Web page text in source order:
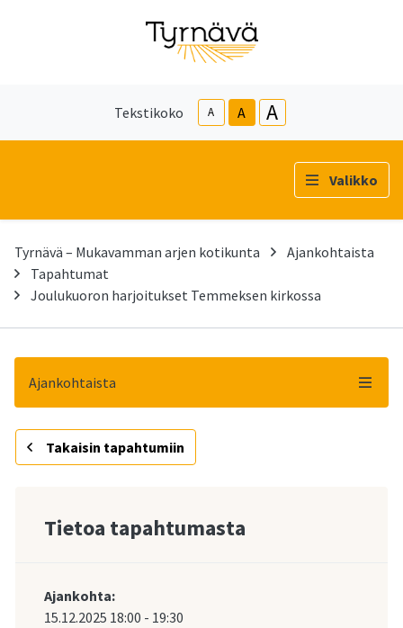
Tekstikoko A A A
Valikko
Tyrnävä – Mukavamman arjen kotikunta
Ajankohtaista
Tapahtumat
Joulukuoron harjoitukset Temmeksen kirkossa
Ajankohtaista
Takaisin tapahtumiin
Tietoa tapahtumasta
Ajankohta:
15.12.2025 18:00 - 19:30